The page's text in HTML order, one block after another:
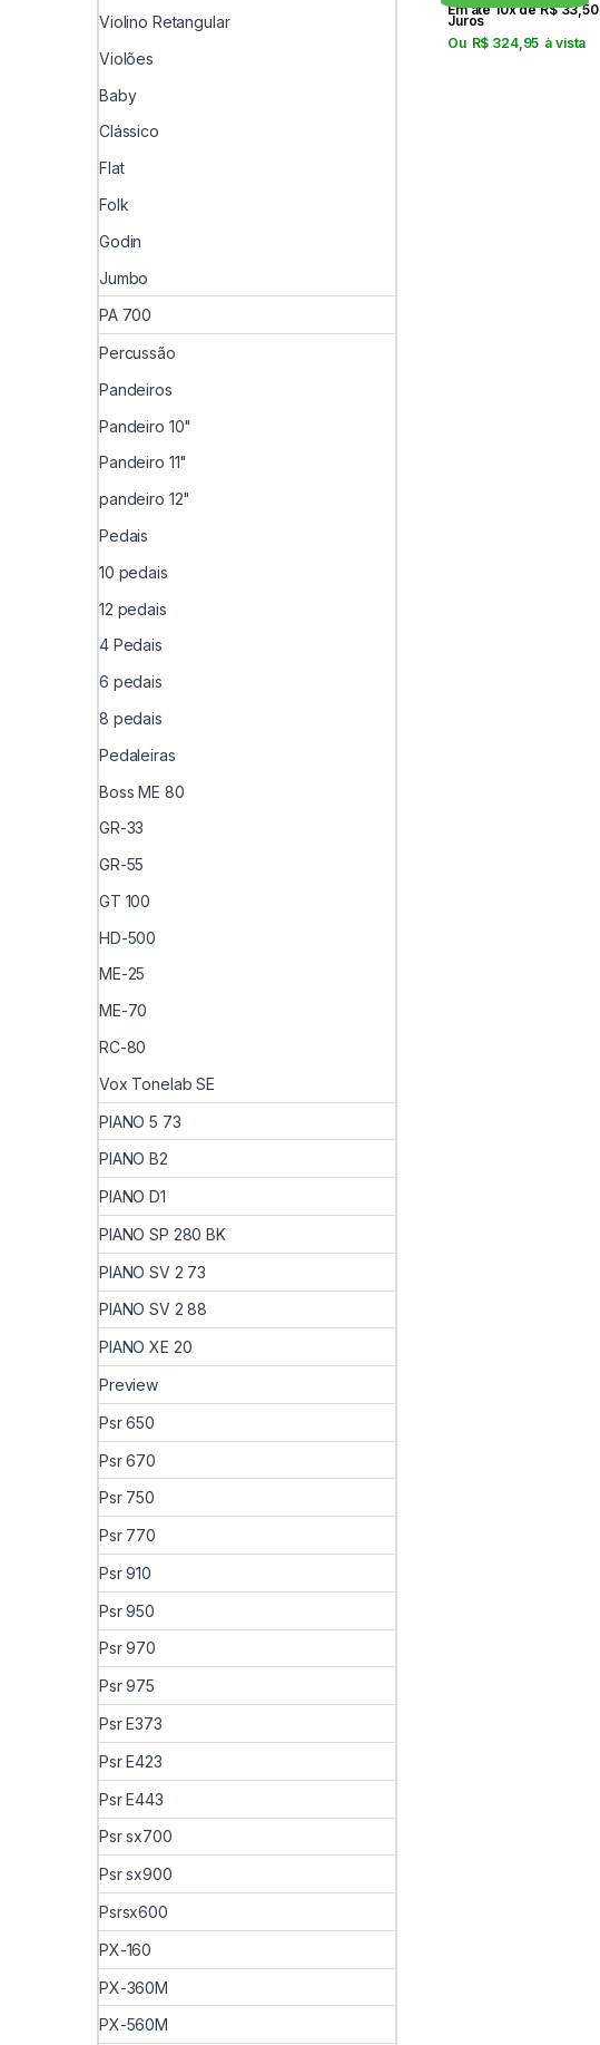
Em até 10x deR$33,50
Juros
Ou R$ 324,95 à vista
Violino Retangular
Violões
Baby
Clássico
Flat
Folk
Godin
Jumbo
PA 700
Percussão
Pandeiros
Pandeiro 10"
Pandeiro 11"
pandeiro 12"
Pedais
10 pedais
12 pedais
4 Pedais
6 pedais
8 pedais
Pedaleiras
Boss ME 80
GR-33
GR-55
GT 100
HD-500
ME-25
ME-70
RC-80
Vox Tonelab SE
PIANO 5 73
PIANO B2
PIANO D1
PIANO SP 280 BK
PIANO SV 2 73
PIANO SV 2 88
PIANO XE 20
Preview
Psr 650
Psr 670
Psr 750
Psr 770
Psr 910
Psr 950
Psr 970
Psr 975
Psr E373
Psr E423
Psr E443
Psr sx700
Psr sx900
Psrsx600
PX-160
PX-360M
PX-560M